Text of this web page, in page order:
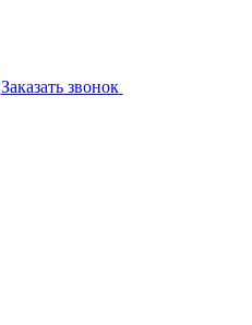
Заказать звонок